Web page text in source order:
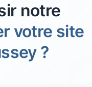
notre
votre site
?